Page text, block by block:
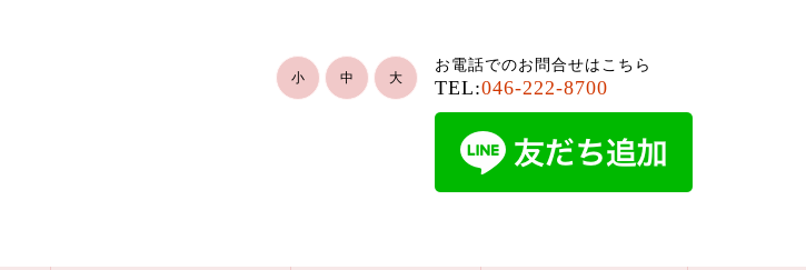
お電話でのお問合せはこちら
TEL:046-222-8700
小 中 大